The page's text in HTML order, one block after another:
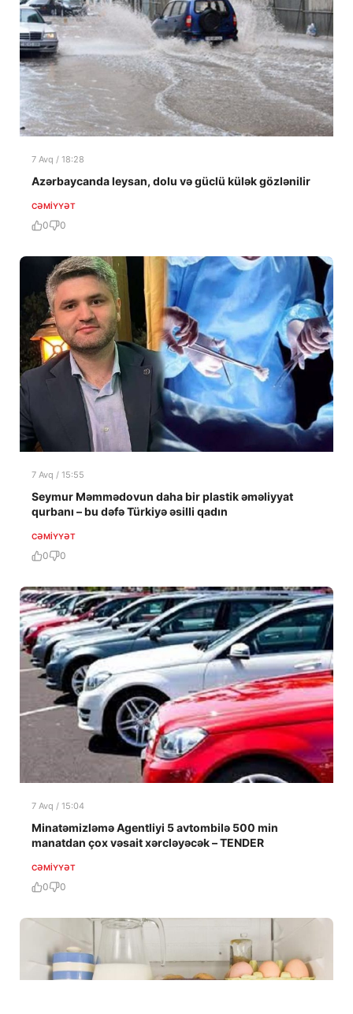
7 Avq / 18:28
Azərbaycanda leysan, dolu və güclü külək gözlənilir
CƏMIYYƏT
0 0
7 Avq / 15:55
Seymur Məmmədovun daha bir plastik əməliyyat
qurbanı – bu dəfə Türkiyə əsilli qadın
CƏMIYYƏT
0 0
7 Avq / 15:04
Minatəmizləmə Agentliyi 5 avtombilə 500 min
manatdan çox vəsait xərcləyəcək – TENDER
CƏMIYYƏT
0 0